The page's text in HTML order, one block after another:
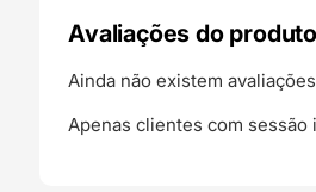
Avaliações do
Ainda não existem
Apenas clientes com